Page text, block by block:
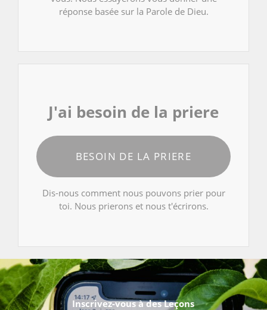
réponse basée sur la Parole de Dieu.
J'ai besoin de la priere
BESOIN DE LA PRIERE
Dis-nous comment nous pouvons prier pour
toi. Nous prierons et nous t'écrirons.
Inscrivez-vous à des Leçons